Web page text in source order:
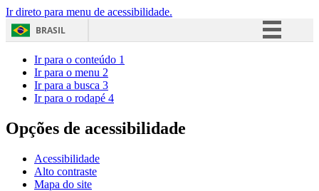
Ir direto para menu de acessibilidade.
BRASIL
Acesso à informação
Ir para o conteúdo 1
Ir para o menu 2
Ir para a busca 3
Ir para o rodapé 4
Opções de acessibilidade
Acessibilidade
Alto contraste
Mapa do site